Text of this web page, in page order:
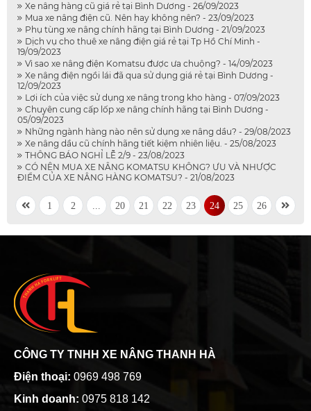
Xe nâng hàng cũ giá rẻ tại Bình Dương - 26/09/2023
Mua xe nâng điện cũ. Nên hay không nên? - 23/09/2023
Phụ tùng xe nâng chính hãng tại Bình Dương - 21/09/2023
Dịch vụ cho thuê xe nâng điện giá rẻ tại Tp Hồ Chí Minh -
19/09/2023
Vì sao xe nâng điện Komatsu được ưa chuộng? - 14/09/2023
Xe nâng điện ngồi lái đã qua sử dụng giá rẻ tại Bình Dương -
12/09/2023
Lợi ích của việc sử dụng xe nâng trong kho hàng - 07/09/2023
Chuyên cung cấp lốp xe nâng chính hãng tại Bình Dương -
05/09/2023
Những ngành hàng nào nên sử dụng xe nâng dầu? - 29/08/2023
Xe nâng dầu cũ chính hãng tiết kiệm nhiên liệu. - 25/08/2023
THÔNG BÁO NGHỈ LỄ 2/9 - 23/08/2023
CÓ NÊN MUA XE NÂNG KOMATSU KHÔNG? ƯU VÀ NHƯỢC
ĐIỂM CỦA XE NÂNG HÀNG KOMATSU? - 21/08/2023
1 2 20 21 22 23 24 25 26
CÔNG TY TNHH XE NÂNG THANH HÀ
Điện thoại: 0969 498 769
Kinh doanh: 0975 818 142